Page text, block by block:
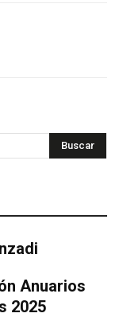
Buscar
Anuarios
2025